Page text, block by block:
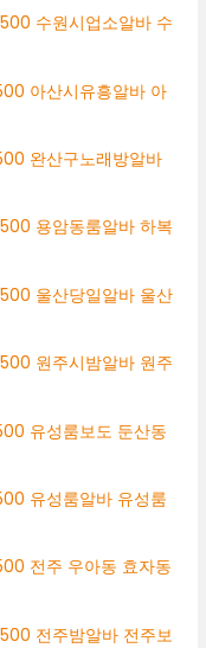
수원시업소알바 수
아산시유흥알바 아
완산구노래방알바
용암동룸알바 하복
울산당일알바 울산
원주시밤알바 원주
유성룸보도 둔산동
유성룸알바 유성룸
전주 우아동 효자동
전주밤알바 전주보